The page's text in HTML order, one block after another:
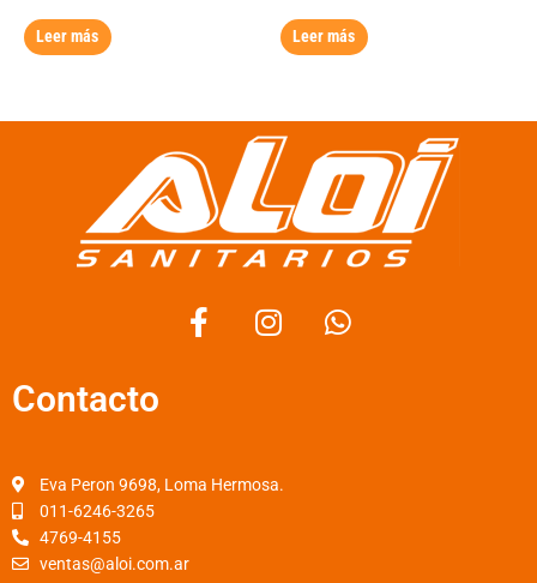
Leer más Leer más
F
a
o
I
n
r
W
h
Contacto
Eva Peron 9698, Loma Hermosa.
011-6246-3265
4769-4155
ventas@aloi.com.ar